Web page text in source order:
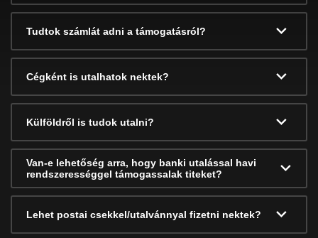
Tudtok számlát adni a támogatásról?
Cégként is utalhatok nektek?
Külföldről is tudok utalni?
Van-e lehetőség arra, hogy banki utalással havi
rendszerességgel támogassalak titeket?
Lehet postai csekkel/utalvánnyal fizetni nektek?